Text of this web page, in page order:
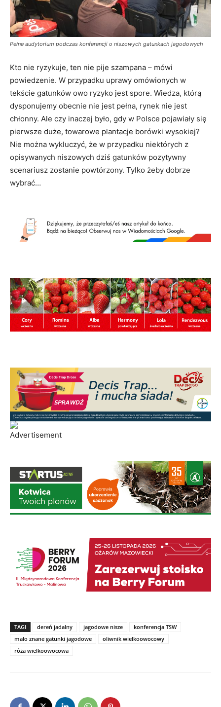
Pełne audytorium podczas konferencji o niszowych gatunkach jagodowych
Kto nie ryzykuje, ten nie pije szampana – mówi
powiedzenie. W przypadku uprawy omówionych w
tekście gatunków owo ryzyko jest spore. Wiedza, którą
dysponujemy obecnie nie jest pełna, rynek nie jest
chłonny. Ale czy inaczej było, gdy w Polsce pojawiały się
pierwsze duże, towarowe plantacje borówki wysokiej?
Nie można wykluczyć, że w przypadku niektórych z
opisywanych niszowych dziś gatunków pozytywny
scenariusz zostanie powtórzony. Tylko żeby dobrze
wybrać…
TAGI dereń jadalny jagodowe nisze
konferencja TSW
mało znane gatunki jagodowe
oliwnik wielkoowocowy
róża wielkoowocowa